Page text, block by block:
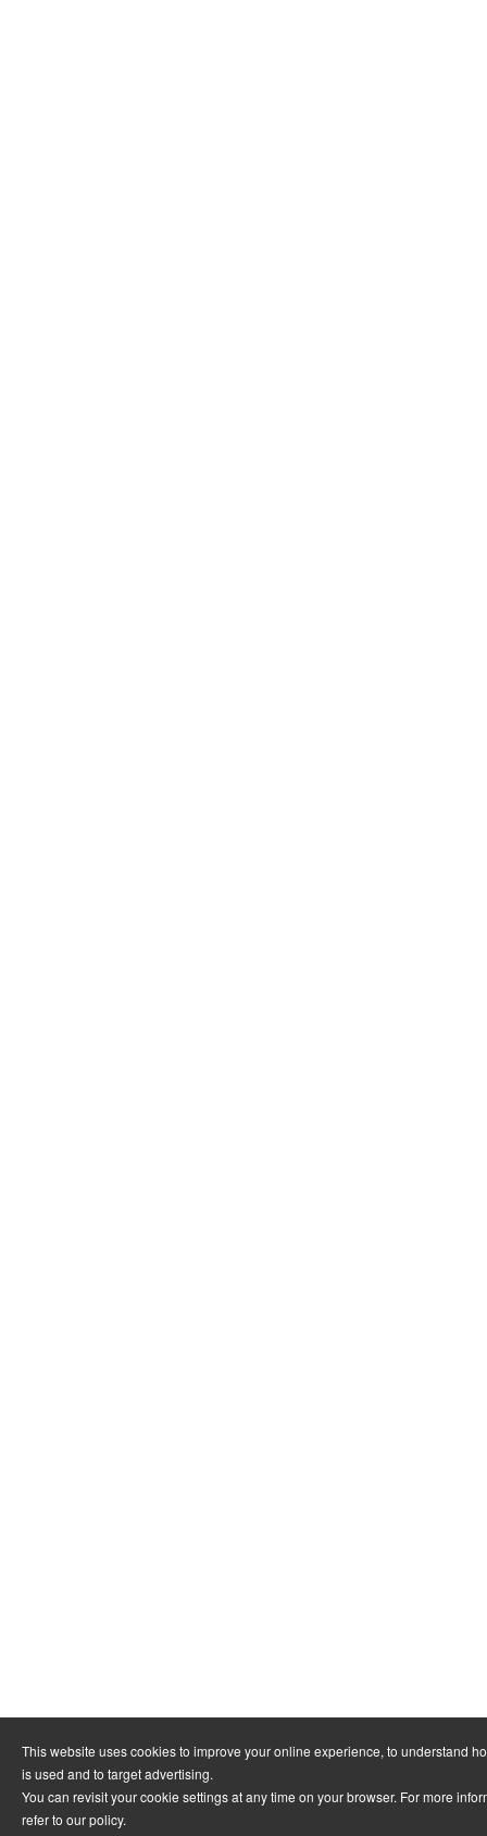
This website uses cookies to improve your online experience, to understand
is used and to target advertising.
You can revisit your cookie settings at any time on your browser. For more
refer to our policy.